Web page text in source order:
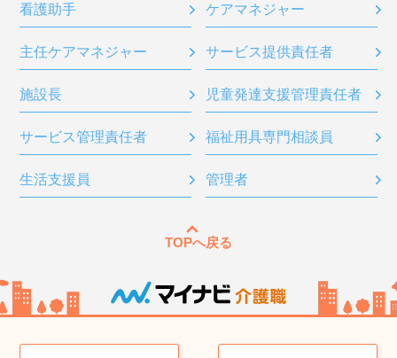
看護助手 ケアマネジャー
主任ケアマネジャー サービス提供責任者
施設長 児童発達支援管理責任者
サービス管理責任者 福祉用具専門相談員
生活支援員 管理者
TOPへ戻る